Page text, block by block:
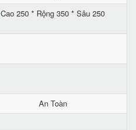
Cao 250 * Rộng 350 * Sâu 250
An Toàn